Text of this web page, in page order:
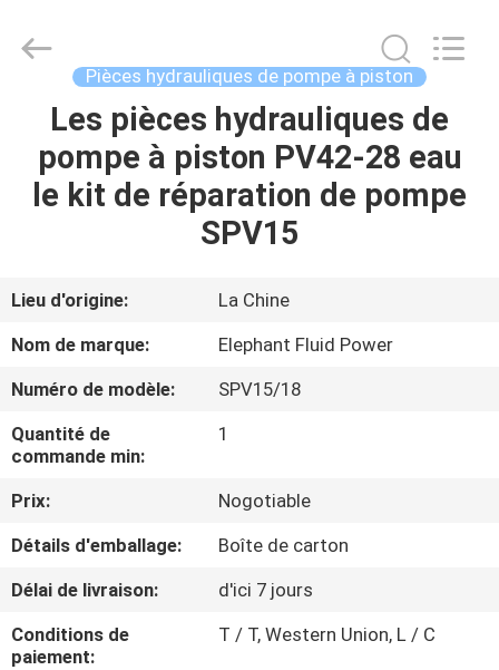
MAISON
PRODUITS
SUJET
DE
NOUS
VISITE
D'USINE
CONTRÔLE
DE
QUALITÉ
Elephant
Fluid
Pièces hydrauliques de pompe à piston
Les pièces hydrauliques de
pompe à piston PV42-28 eau
le kit de réparation de pompe
SPV15
Lieu d'origine:
La Chine
Nom de marque:
Elephant Fluid Power
Numéro de modèle:
SPV15/18
Quantité de
commande min:
1
Prix:
Nogotiable
Détails d'emballage:
Boîte de carton
Délai de livraison:
d'ici 7 jours
Conditions de
paiement:
T / T, Western Union, L / C